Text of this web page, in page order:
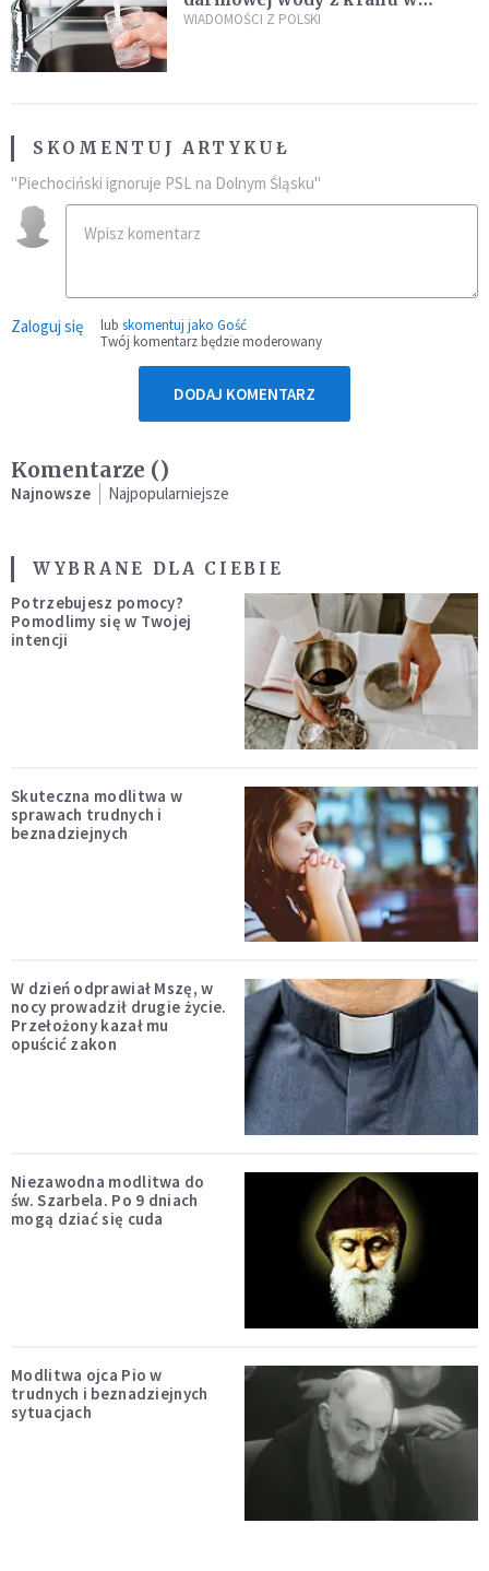
restauracjach
WIADOMOŚCI Z POLSKI
SKOMENTUJ ARTYKUŁ
"Piechociński ignoruje PSL na Dolnym Śląsku"
Zaloguj się lub skomentuj jako Gość
Twój komentarz będzie moderowany
DODAJ KOMENTARZ
Komentarze ()
Najnowsze Najpopularniejsze
WYBRANE DLA CIEBIE
Potrzebujesz pomocy?
Pomodlimy się w Twojej
intencji
Skuteczna modlitwa w
sprawach trudnych i
beznadziejnych
W dzień odprawiał Mszę, w
nocy prowadził drugie życie.
Przełożony kazał mu
opuścić zakon
Niezawodna modlitwa do
św. Szarbela. Po 9 dniach
mogą dziać się cuda
Modlitwa ojca Pio w
trudnych i beznadziejnych
sytuacjach